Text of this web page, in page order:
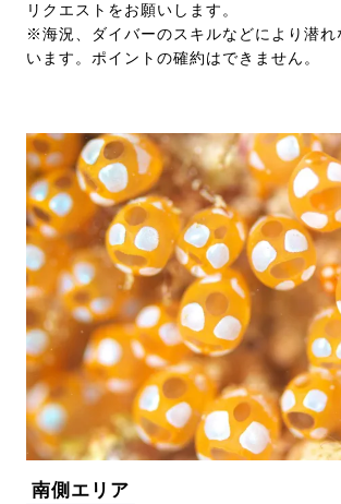
リクエストをお願いします。
※海況、ダイバーのスキルなどにより潜れ
います。ポイントの確約はできません。
南側エリア